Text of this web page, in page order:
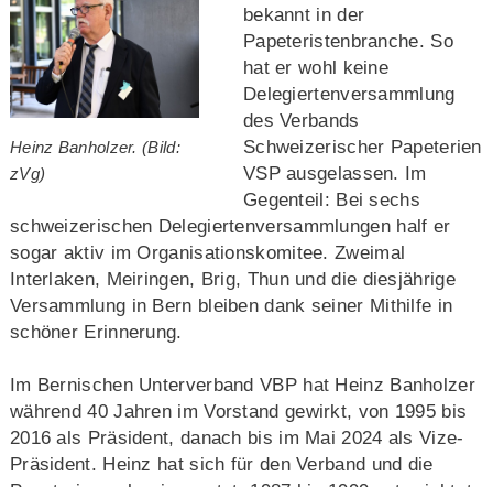
Heinz Banholzer. (Bild:
zVg)
bekannt in der
Papeteristenbranche. So
hat er wohl keine
Delegiertenversammlung
des Verbands
Schweizerischer Papeterien
VSP ausgelassen. Im
Gegenteil: Bei sechs
schweizerischen Delegiertenversammlungen half er
sogar aktiv im Organisationskomitee. Zweimal
Interlaken, Meiringen, Brig, Thun und die diesjährige
Versammlung in Bern bleiben dank seiner Mithilfe in
schöner Erinnerung.
Im Bernischen Unterverband VBP hat Heinz Banholzer
während 40 Jahren im Vorstand gewirkt, von 1995 bis
2016 als Präsident, danach bis im Mai 2024 als Vize-
Präsident. Heinz hat sich für den Verband und die